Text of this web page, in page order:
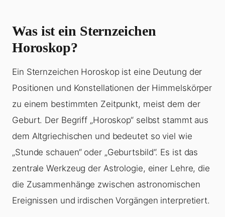
Was ist ein Sternzeichen
Horoskop?
Ein Sternzeichen Horoskop ist eine Deutung der
Positionen und Konstellationen der Himmelskörper
zu einem bestimmten Zeitpunkt, meist dem der
Geburt. Der Begriff „Horoskop“ selbst stammt aus
dem Altgriechischen und bedeutet so viel wie
„Stunde schauen“ oder „Geburtsbild“. Es ist das
zentrale Werkzeug der Astrologie, einer Lehre, die
die Zusammenhänge zwischen astronomischen
Ereignissen und irdischen Vorgängen interpretiert.